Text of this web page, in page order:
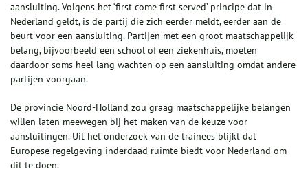
aansluiting. Volgens het ‘first come first served’ principe dat in
Nederland geldt, is de partij die zich eerder meldt, eerder aan de
beurt voor een aansluiting. Partijen met een groot maatschappelijk
belang, bijvoorbeeld een school of een ziekenhuis, moeten
daardoor soms heel lang wachten op een aansluiting omdat andere
partijen voorgaan.
De provincie Noord-Holland zou graag maatschappelijke belangen
willen laten meewegen bij het maken van de keuze voor
aansluitingen. Uit het onderzoek van de trainees blijkt dat
Europese regelgeving inderdaad ruimte biedt voor Nederland om
dit te doen.